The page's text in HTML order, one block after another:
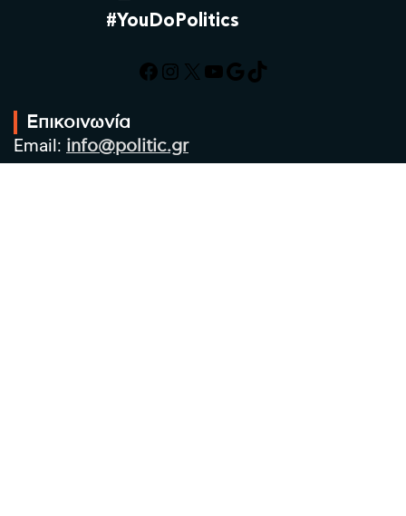
#YouDoPolitics
Facebook
Instagram
X YouTube
Google
TikTok
Επικοινωνία
Email: info@politic.gr
Τηλ: